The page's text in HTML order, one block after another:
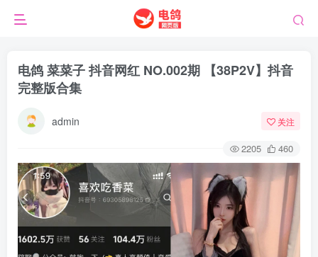
电鸽 菜菜子 抖音网红 NO.002期 【38P2V】抖音
完整版合集
admin 关注
2205 460